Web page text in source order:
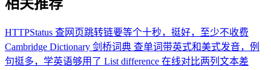
相关推荐
HTTPStatus 查网页跳转链要等个十秒，挺好，至少不收费
Cambridge Dictionary 剑桥词典 查单词带英式和美式发音，例
句挺多，学英语够用了 List difference 在线对比两列文本差